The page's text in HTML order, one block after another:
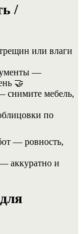
/
или влаги
—
🤝
снимите мебель,
по
— ровность,
аккуратно и